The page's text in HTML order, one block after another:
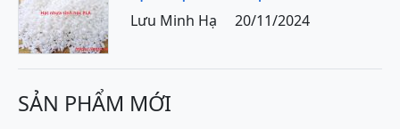
Lưu Minh Hạ 20/11/2024
SẢN PHẨM MỚI